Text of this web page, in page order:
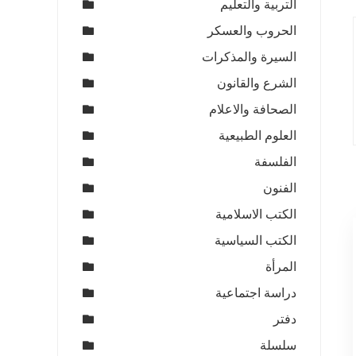
التربية والتعليم
الحروب والعسكر
السيرة والمذكرات
الشرع والقانون
الصحافة والاعلام
العلوم الطبيعية
الفلسفة
الفنون
الكتب الاسلامية
الكتب السياسية
المرأة
دراسة اجتماعية
دفتر
سلسلة